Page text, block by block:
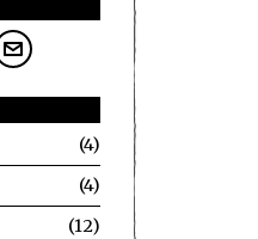
4
4
12